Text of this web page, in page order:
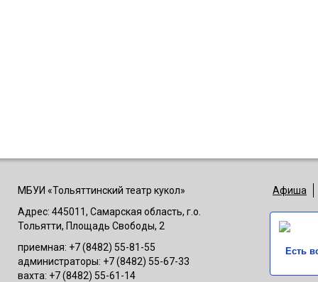
МБУИ «Тольяттинский театр кукол»
Адрес: 445011, Самарская область, г.о.
Тольятти, Площадь Свободы, 2
приемная: +7 (8482) 55-81-55
администраторы: +7 (8482) 55-67-33
вахта: +7 (8482) 55-61-14
Афиша
Есть